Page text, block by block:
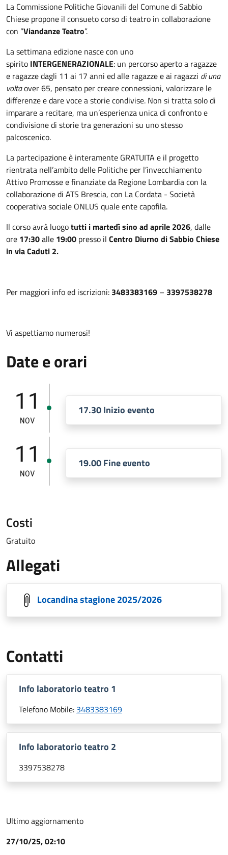
La Commissione Politiche Giovanili del Comune di Sabbio
Chiese propone il consueto corso di teatro in collaborazione
con “Viandanze Teatro”.
La settimana edizione nasce con uno
spirito INTERGENERAZIONALE: un percorso aperto a ragazze
e ragazze dagli 11 ai 17 anni ed alle ragazze e ai ragazzi di una
voltaover 65, pensato per creare connessioni, valorizzare le
differenze e dare voce a storie condivise. Non si tratta solo di
imparare a recitare, ma un’esperienza unica di confronto e
condivisione di storie tra generazioni su uno stesso
palcoscenico.
La partecipazione è interamente GRATUITA e il progetto
rientrata nell’ambito delle Politiche per l’invecchiamento
Attivo Promosse e finanziate da Regione Lombardia con la
collaborazione di ATS Brescia, con La Cordata - Società
cooperativa sociale ONLUS quale ente capofila.
Il corso avrà luogotutti i martedì sino ad aprile 2026, dalle
ore 17:30alle 19:00 presso il Centro Diurno di Sabbio Chiese
in via Caduti 2.
Per maggiori info ed iscrizioni: 3483383169 – 3397538278
Vi aspettiamo numerosi!
Date e orari
11
NOV
17.30 Inizio evento
11
NOV
19.00 Fine evento
Costi
Gratuito
Allegati
Locandina stagione 2025/2026
Contatti
Info laboratorio teatro 1
Telefono Mobile: 3483383169
Info laboratorio teatro 2
3397538278
Ultimo aggiornamento
27/10/25, 02:10